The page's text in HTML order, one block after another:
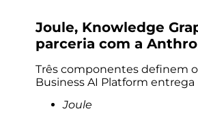
Joule, Knowledge
parceria com a
Três componentes definem
Business AI Platform entrega
Joule